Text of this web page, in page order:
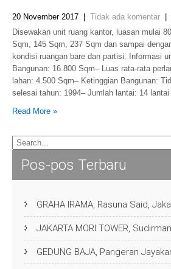
20 November 2017 Tidak ada komentar
Disewakan unit ruang kantor, luasan mulai
Sqm, 145 Sqm, 237 Sqm dan sampai
kondisi ruangan bare dan partisi. Informasi
Bangunan: 16.800 Sqm– Luas rata-rata
lahan: 4.500 Sqm– Ketinggian Bangunan:
selesai tahun: 1994– Jumlah lantai: 14
Read More »
Pos-pos Terbaru
GRAHA IRAMA, Rasuna Said,
JAKARTA MORI TOWER,
GEDUNG BAJA, Pangeran